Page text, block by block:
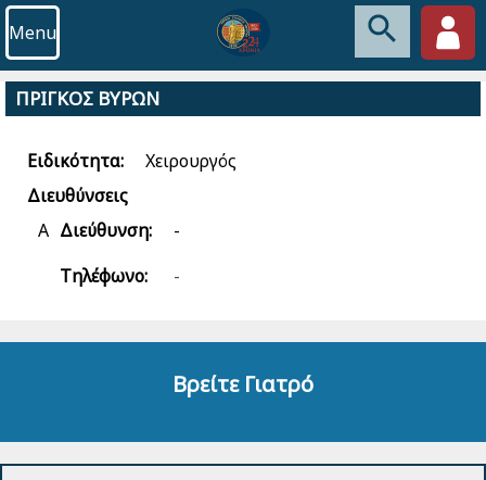
Menu
ΠΡΙΓΚΟΣ ΒΥΡΩΝ
Ειδικότητα:
Χειρουργός
Διευθύνσεις
Α Διεύθυνση:
-
Τηλέφωνο:
-
Βρείτε Γιατρό